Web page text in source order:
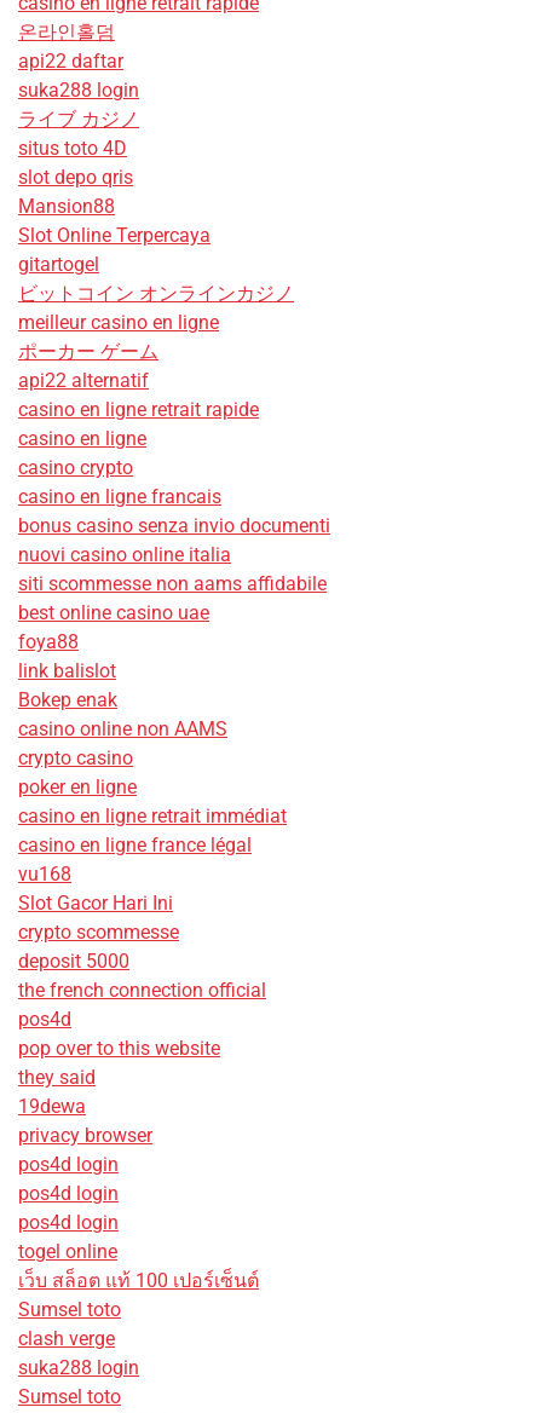
온라인홀덤
api22 daftar
suka288 login
ライブ カジノ
situs toto 4D
slot depo qris
Mansion88
Slot Online Terpercaya
gitartogel
ビットコイン オンラインカジノ
meilleur casino en ligne
ポーカー ゲーム
api22 alternatif
casino en ligne retrait rapide
casino en ligne
casino crypto
casino en ligne francais
bonus casino senza invio documenti
nuovi casino online italia
siti scommesse non aams affidabile
best online casino uae
foya88
link balislot
Bokep enak
casino online non AAMS
crypto casino
poker en ligne
casino en ligne retrait immédiat
casino en ligne france légal
vu168
Slot Gacor Hari Ini
crypto scommesse
deposit 5000
the french connection official
pos4d
pop over to this website
they said
19dewa
privacy browser
pos4d login
pos4d login
pos4d login
togel online
เว็บ สล็อต แท้ 100 เปอร์เซ็นต์
Sumsel toto
clash verge
suka288 login
Sumsel toto